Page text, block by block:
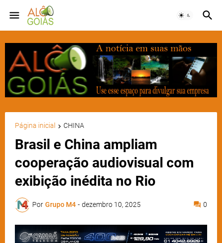
Página inicial CHINA
Brasil e China ampliam
cooperação audiovisual com
exibição inédita no Rio
Por Grupo M4 - dezembro 10, 2025 0